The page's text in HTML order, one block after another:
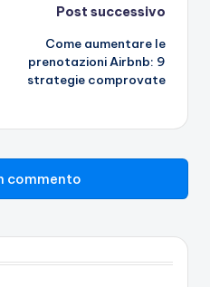
Post successivo
Come aumentare le
prenotazioni Airbnb: 9
strategie comprovate
commento